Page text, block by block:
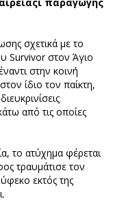
σχετικά με το
Survivor στον Άγιο
στην κοινή
ίδιο τον παίκτη,
από τις οποίες
το ατύχημα φέρεται
τραυμάτισε τον
εκτός της